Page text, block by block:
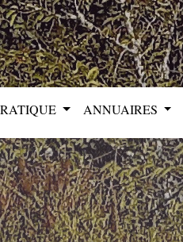
ANNUAIRES